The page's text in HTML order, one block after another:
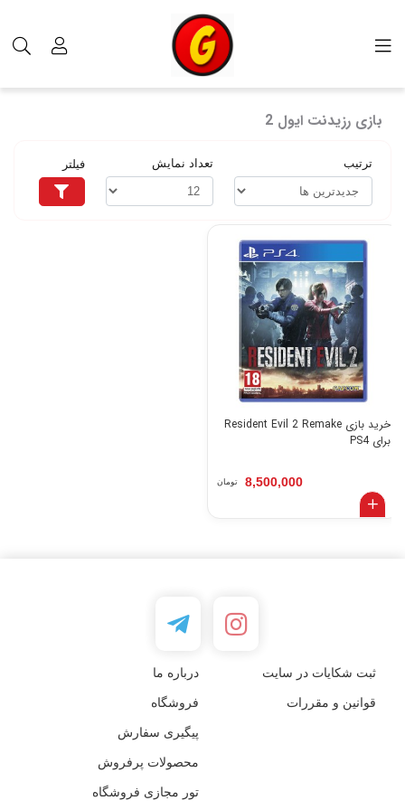
بازی رزیدنت ایول 2
بازی رزیدنت ایول 2
ترتیب تعداد نمایش فیلتر
خرید بازی Resident Evil 2 Remake
برای PS4
8,500,000 تومان
ثبت شکایات در سایت درباره ما
قوانین و مقررات فروشگاه
پیگیری سفارش
محصولات پرفروش
تور مجازی فروشگاه